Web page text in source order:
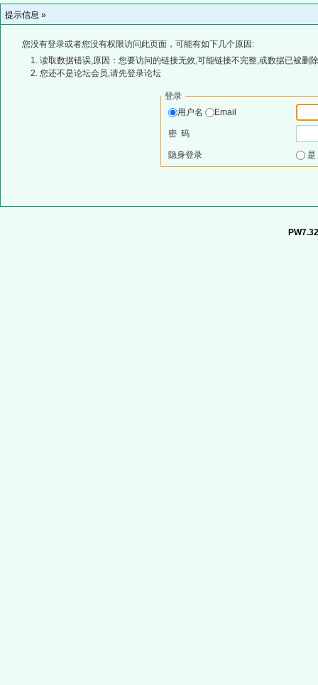
提示信息 »
您没有登录或者您没有权限访问此页面，可能有如下几个原因:
读取数据错误,原因：您要访问的链接无效,可能链接不完整,或数据已被删
您还不是论坛会员,请先登录论坛
登录
用户名
Email
密 码
隐身登录